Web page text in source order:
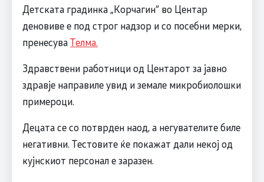
Детската градинка „Корчагин“ во Центар
деновиве е под строг надзор и со посебни мерки,
пренесуваТелма.
Здравствени работници од Центарот за јавно
здравје направиле увид и земале микробиолошки
примероци.
Децата се со потврден наод, а негувателите биле
негативни. Тестовите ќе покажат дали некој од
кујнскиот персонал е заразен.